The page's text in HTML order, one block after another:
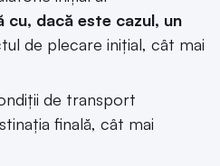
cu, dacă este cazul, un
de plecare iniţial, cât mai
de transport
finală, cât mai